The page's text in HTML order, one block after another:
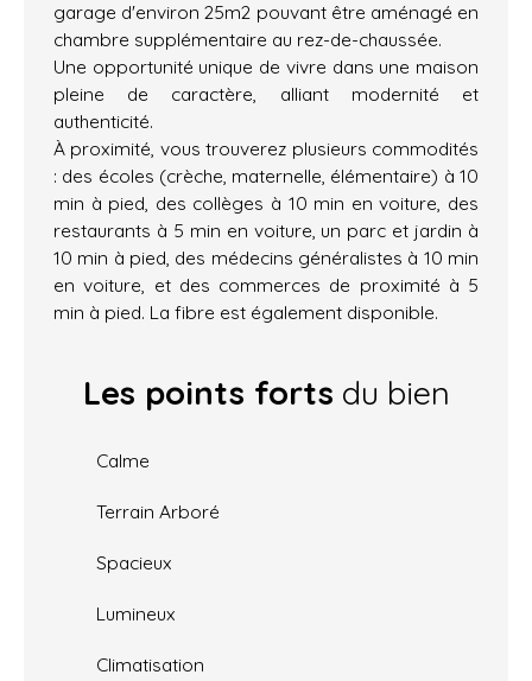
garage d'environ 25m2 pouvant être aménagé en
chambre supplémentaire au rez-de-chaussée.
Une opportunité unique de vivre dans une maison
pleine de caractère, alliant modernité et
authenticité.
À proximité, vous trouverez plusieurs commodités
: des écoles (crèche, maternelle, élémentaire) à 10
min à pied, des collèges à 10 min en voiture, des
restaurants à 5 min en voiture, un parc et jardin à
10 min à pied, des médecins généralistes à 10 min
en voiture, et des commerces de proximité à 5
min à pied. La fibre est également disponible.
Les points forts du bien
Calme
Terrain Arboré
Spacieux
Lumineux
Climatisation